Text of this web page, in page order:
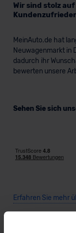
Wir sind stolz
MeinAuto.de hat
Neuwagenmarkt in
dadurch ihr
bewerten unsere
Sehen Sie sich
Erfahren Sie mehr